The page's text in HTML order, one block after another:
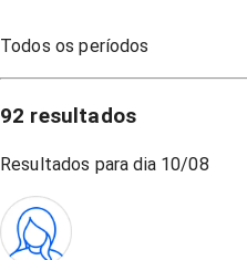
Todos os períodos
92 resultados
Resultados para dia 10/08